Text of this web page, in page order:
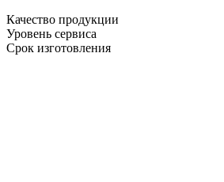
Качество продукции
Уровень сервиса
Срок изготовления